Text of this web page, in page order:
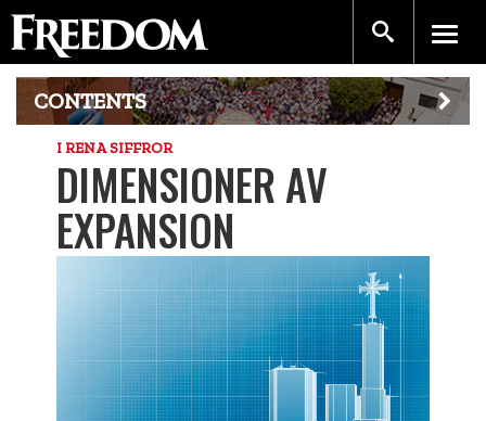
CONTENTS
I RENA SIFFROR
DIMENSIONER AV
EXPANSION